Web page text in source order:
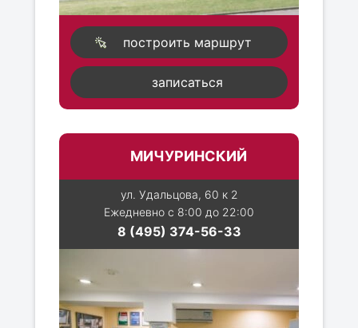
построить маршрут
записаться
МИЧУРИНСКИЙ
ул. Удальцова, 60 к 2
Ежедневно с 8:00 до 22:00
8 (495) 374-56-33